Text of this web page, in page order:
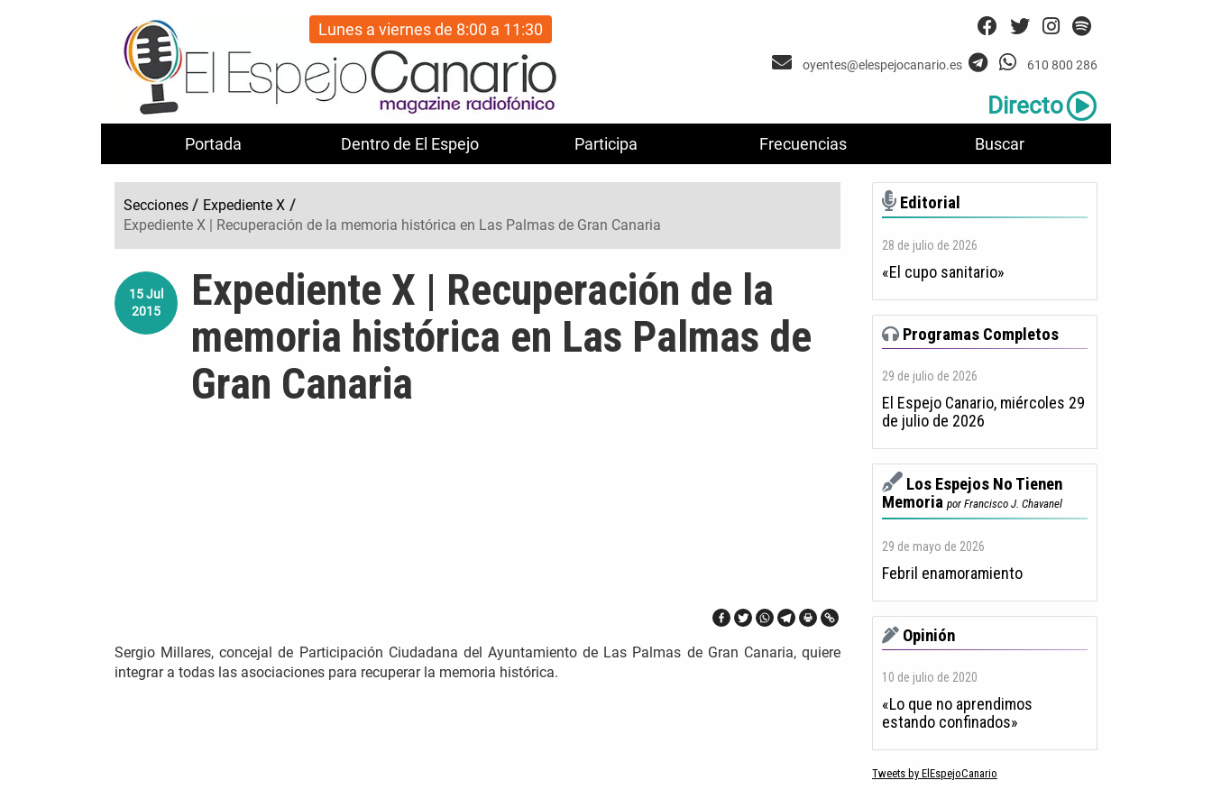
Portada Dentro de El Espejo Participa Frecuencias Buscar
Lunes a viernes de 8:00 a 11:30
oyentes@elespejocanario.es 610 800 286
Directo
Secciones / Expediente X /
Expediente X | Recuperación de la memoria histórica en Las Palmas de Gran Canaria
15Jul
2015
Expediente X | Recuperación de la
memoria histórica en Las Palmas de
Gran Canaria
Sergio Millares, concejal de Participación Ciudadana del Ayuntamiento de Las Palmas de Gran Canaria, quiere
integrar a todas las asociaciones para recuperar la memoria histórica.
Editorial
28 de julio de 2026
«El cupo sanitario»
Programas Completos
29 de julio de 2026
El Espejo Canario, miércoles 29
de julio de 2026
Los Espejos No Tienen
Memoria por Francisco J. Chavanel
29 de mayo de 2026
Febril enamoramiento
Opinión
10 de julio de 2020
«Lo que no aprendimos
estando confinados»
Tweets by ElEspejoCanario